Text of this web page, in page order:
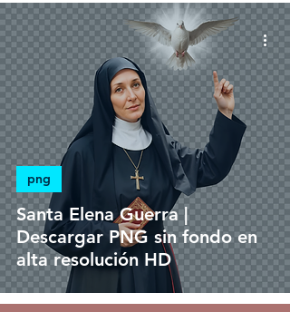
Santa Elena Guerra |
Descargar PNG sin fondo en
alta resolución HD
png